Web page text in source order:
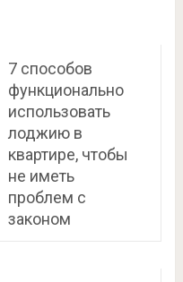
7 способов
функционально
использовать
лоджию в
квартире, чтобы
не иметь
проблем с
законом